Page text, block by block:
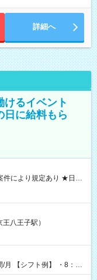
詳細へ
けるイベント
に給料もら
現金GET♪ お仕事後はコ
用期間】試
八王子駅）
00